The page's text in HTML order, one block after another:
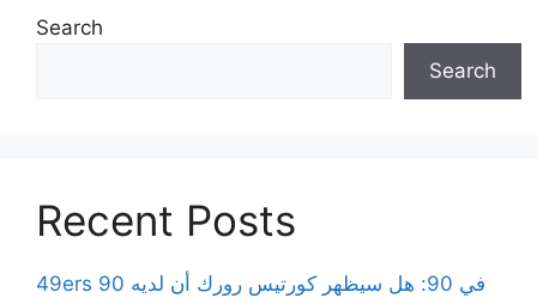
Search
Search
Recent Posts
49ers 90 في 90: هل سيظهر كورتيس رورك أن لديه